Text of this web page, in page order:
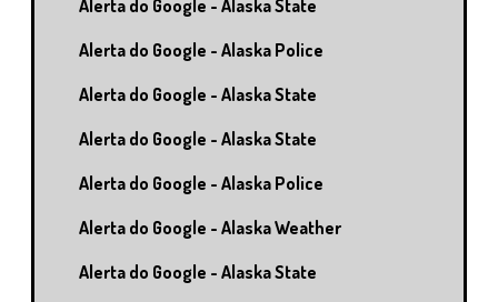
Alerta do Google - Alaska State
Alerta do Google - Alaska Police
Alerta do Google - Alaska State
Alerta do Google - Alaska State
Alerta do Google - Alaska Police
Alerta do Google - Alaska Weather
Alerta do Google - Alaska State